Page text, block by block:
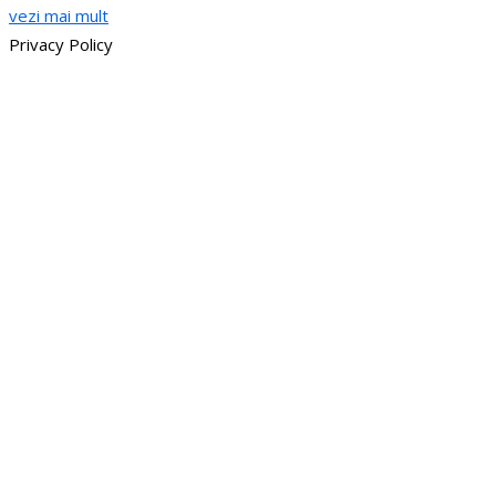
vezi mai mult
Privacy Policy